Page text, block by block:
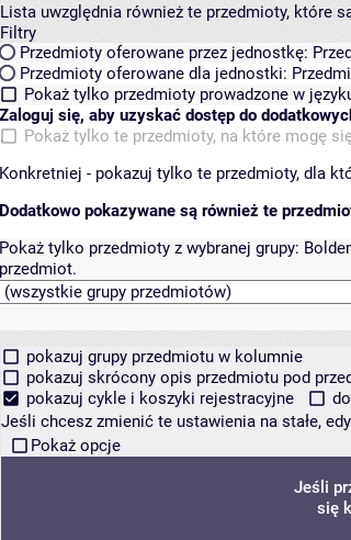
Lista uwzględnia również te przedmioty, które
Filtry
Przedmioty oferowane przez jednostkę:
Przedmioty oferowane dla jednostki:
Pokaż tylko przedmioty prowadzone w
Zaloguj się, aby uzyskać dostęp do
Pokaż tylko te przedmioty, na które mogę
Konkretniej - pokazuj tylko te przedmioty, dla
Dodatkowo pokazywane są również te
Pokaż tylko przedmioty z wybranej grupy:
przedmiot.
pokazuj grupy przedmiotu w kolumnie
pokazuj skrócony opis przedmiotu pod
pokazuj cykle i koszyki rejestracyjne
Jeśli chcesz zmienić te ustawienia na stałe,
Pokaż opcje
Jeśli
się